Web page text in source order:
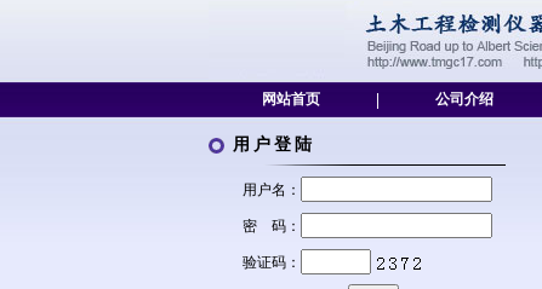
网站首页
公司介绍
用户登陆
用户名：
密 码：
验证码：